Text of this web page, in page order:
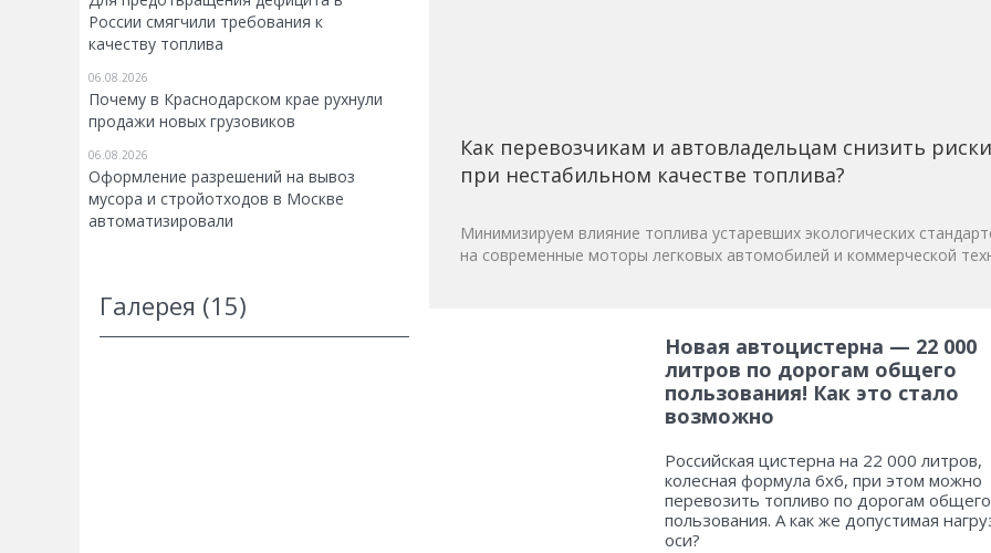
России смягчили требования к
качеству топлива
06.08.2026
Почему в Краснодарском крае рухнули
продажи новых грузовиков
06.08.2026
Оформление разрешений на вывоз
мусора и стройотходов в Москве
автоматизировали
Галерея (15)
Как перевозчикам и автовладельцам снизить риски
при нестабильном качестве топлива?
Минимизируем влияние топлива устаревших экологических
на современные моторы легковых автомобилей и коммерческой
Новая автоцистерна — 22 000
литров по дорогам общего
пользования! Как это стало
возможно
Российская цистерна на 22 000 литров,
колесная формула 6х6, при этом можно
перевозить топливо по дорогам общего
пользования. А как же допустимая
оси?